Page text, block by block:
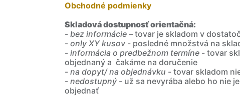
Obchodné podmienky
Skladová dostupnosť orientačná:
- bez informácie – tovar je skladom v
- only XY kusov - posledné množstvá na
- informácia o predbežnom termíne - tovar
objednaný a čakáme na doručenie
- na dopyt/ na objednávku - tovar skladom
- nedostupný - už sa nevyrába alebo ho nie
objednať